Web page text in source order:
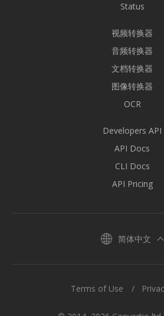
Status
视频转换器
音频转换器
文档转换器
图像转换器
OCR
Developers API
API Docs
CLI Docs
API Pricing
简体中文
Terms of Use